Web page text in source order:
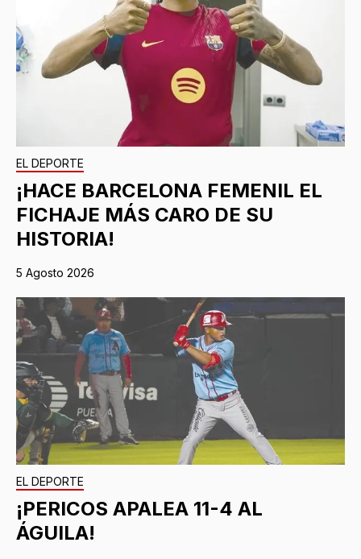
EL DEPORTE
¡HACE BARCELONA FEMENIL EL
FICHAJE MÁS CARO DE SU
HISTORIA!
5 Agosto 2026
EL DEPORTE
¡PERICOS APALEA 11-4 AL
ÁGUILA!